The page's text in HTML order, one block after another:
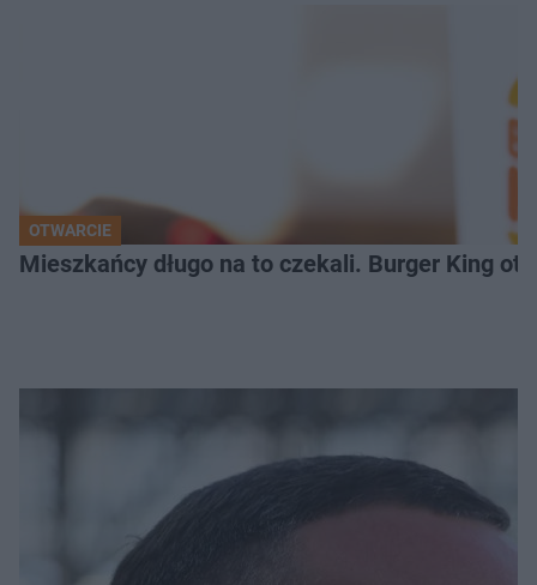
OTWARCIE
Mieszkańcy długo na to czekali. Burger King